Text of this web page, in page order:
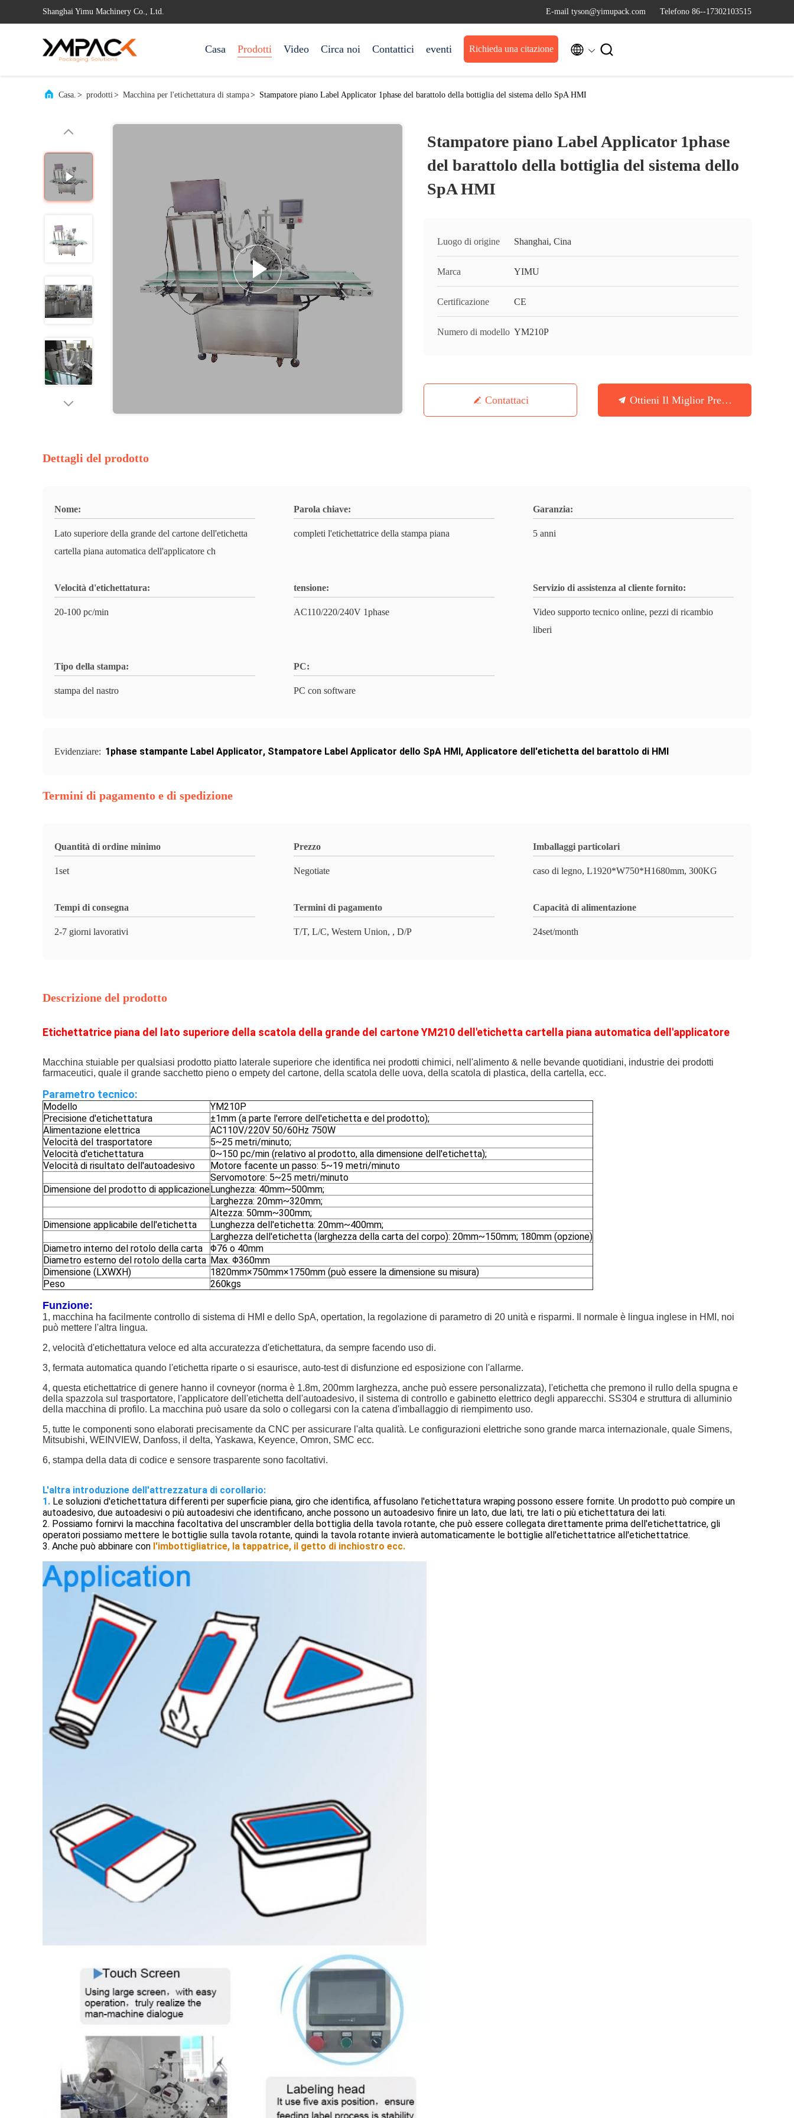
Shanghai Yimu Machinery Co., Ltd. E-mail tyson@yimupack.com Telefono 86--17302103515
Casa Prodotti Video Circa noi Contattici eventi Richieda una citazione  
Casa. > prodotti> Macchina per l'etichettatura di stampa> Stampatore piano Label Applicator 1phase del barattolo della bottiglia del sistema dello SpA HMI
Stampatore piano Label Applicator 1phase
del barattolo della bottiglia del sistema dello
SpA HMI
Luogo di origine Shanghai, Cina
Marca YIMU
Certificazione CE
Numero di modello YM210P
Contattaci Ottieni Il Miglior Prezzo
Dettagli del prodotto
Nome:
Lato superiore della grande del cartone dell'etichetta
cartella piana automatica dell'applicatore ch
Parola chiave:
completi l'etichettatrice della stampa piana
Garanzia:
5 anni
Velocità d'etichettatura:
20-100 pc/min
tensione:
AC110/220/240V 1phase
Servizio di assistenza al cliente fornito:
Video supporto tecnico online, pezzi di ricambio
liberi
Tipo della stampa:
stampa del nastro
PC:
PC con software
Evidenziare: 1phase stampante Label Applicator, Stampatore Label Applicator dello SpA HMI, Applicatore dell'etichetta del barattolo di HMI
Termini di pagamento e di spedizione
Quantità di ordine minimo
1set
Prezzo
Negotiate
Imballaggi particolari
caso di legno, L1920*W750*H1680mm, 300KG
Tempi di consegna
2-7 giorni lavorativi
Termini di pagamento
T/T, L/C, Western Union, , D/P
Capacità di alimentazione
24set/month
Descrizione del prodotto
Etichettatrice piana del lato superiore della scatola della grande del cartone YM210 dell'etichetta cartella piana automatica dell'applicatore
Macchina stuiable per qualsiasi prodotto piatto laterale superiore che identifica nei prodotti chimici, nell'alimento & nelle bevande quotidiani, industrie dei prodotti
farmaceutici, quale il grande sacchetto pieno o empety del cartone, della scatola delle uova, della scatola di plastica, della cartella, ecc.
Parametro tecnico:
Modello
YM210P
Precisione d'etichettatura
±1mm (a parte l'errore dell'etichetta e del prodotto);
Alimentazione elettrica
AC110V/220V 50/60Hz 750W
Velocità del trasportatore
5~25 metri/minuto;
Velocità d'etichettatura
0~150 pc/min (relativo al prodotto, alla dimensione dell'etichetta);
Velocità di risultato dell'autoadesivo
Motore facente un passo: 5~19 metri/minuto
Servomotore: 5~25 metri/minuto
Dimensione del prodotto di applicazioneLunghezza: 40mm~500mm;
Larghezza: 20mm~320mm;
Altezza: 50mm~300mm;
Dimensione applicabile dell'etichetta
Lunghezza dell'etichetta: 20mm~400mm;
Larghezza dell'etichetta (larghezza della carta del corpo): 20mm~150mm; 180mm (opzione)
Diametro interno del rotolo della carta
Φ76 o 40mm
Diametro esterno del rotolo della carta Max. Φ360mm
Dimensione (LXWXH)
1820mm×750mm×1750mm (può essere la dimensione su misura)
Peso
260kgs
Funzione:
1, macchina ha facilmente controllo di sistema di HMI e dello SpA, opertation, la regolazione di parametro di 20 unità e risparmi. Il normale è lingua inglese in HMI, noi
può mettere l'altra lingua.
2, velocità d'etichettatura veloce ed alta accuratezza d'etichettatura, da sempre facendo uso di.
3, fermata automatica quando l'etichetta riparte o si esaurisce, auto-test di disfunzione ed esposizione con l'allarme.
4, questa etichettatrice di genere hanno il covneyor (norma è 1.8m, 200mm larghezza, anche può essere personalizzata), l'etichetta che premono il rullo della spugna e
della spazzola sul trasportatore, l'applicatore dell'etichetta dell'autoadesivo, il sistema di controllo e gabinetto elettrico degli apparecchi. SS304 e struttura di alluminio
della macchina di profilo. La macchina può usare da solo o collegarsi con la catena d'imballaggio di riempimento uso.
5, tutte le componenti sono elaborati precisamente da CNC per assicurare l'alta qualità. Le configurazioni elettriche sono grande marca internazionale, quale Simens,
Mitsubishi, WEINVIEW, Danfoss, il delta, Yaskawa, Keyence, Omron, SMC ecc.
6, stampa della data di codice e sensore trasparente sono facoltativi.
L'altra introduzione dell'attrezzatura di corollario:
1. Le soluzioni d'etichettatura differenti per superficie piana, giro che identifica, affusolano l'etichettatura wraping possono essere fornite. Un prodotto può compire un
autoadesivo, due autoadesivi o più autoadesivi che identificano, anche possono un autoadesivo finire un lato, due lati, tre lati o più etichettatura dei lati.
2. Possiamo fornirvi la macchina facoltativa del unscrambler della bottiglia della tavola rotante, che può essere collegata direttamente prima dell'etichettatrice, gli
operatori possiamo mettere le bottiglie sulla tavola rotante, quindi la tavola rotante invierà automaticamente le bottiglie all'etichettatrice all'etichettatrice.
3. Anche può abbinare con l'imbottigliatrice, la tappatrice, il getto di inchiostro ecc.